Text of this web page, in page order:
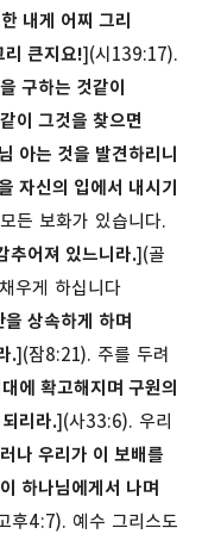
내게 어찌 그리
리 큰지요!](시139:17).
구하는 것같이
이 그것을 찾으면
아는 것을 발견하리니
자신의 입에서 내시기
든 보화가 있습니다.
추어져 있느니라.](골
우게 하십니다
상속하게 하며
.](잠8:21). 주를 두려
에 확고해지며 구원의
리라.](사33:6). 우리
나 우리가 이 보배를
하나님에게서 나며
후4:7). 예수 그리스도